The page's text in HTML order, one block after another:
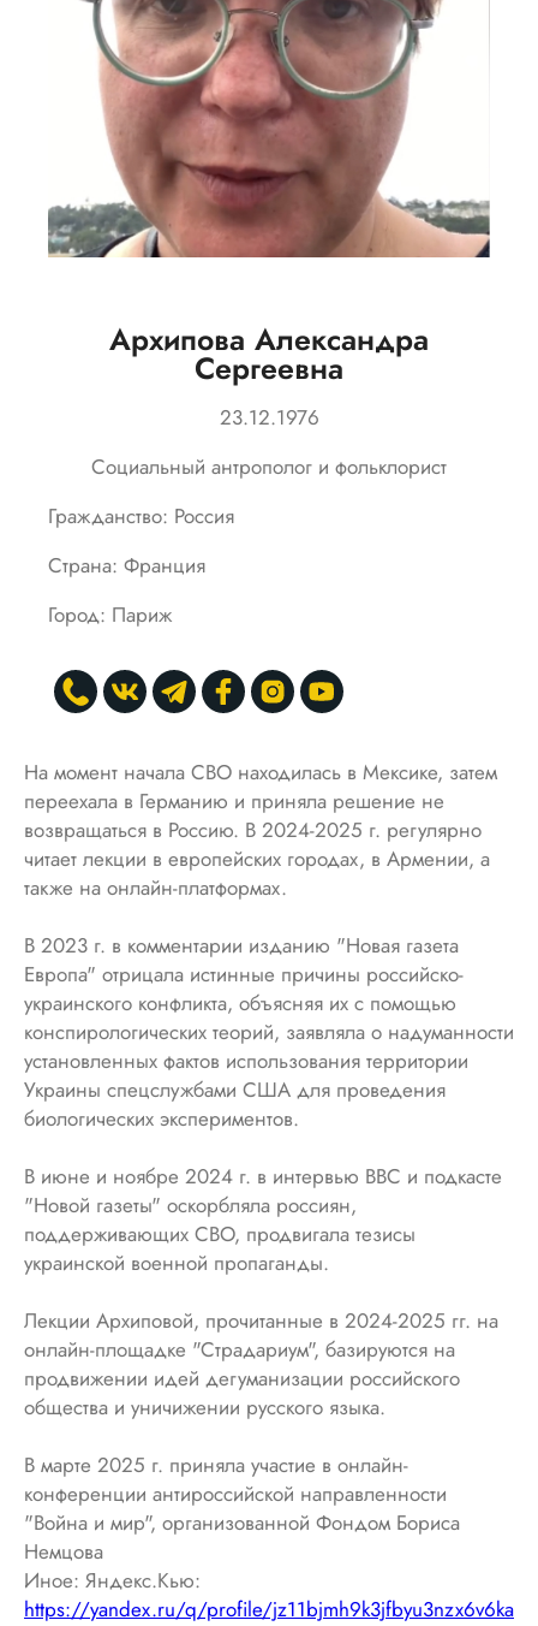
Архипова Александра
Сергеевна
23.12.1976
Социальный антрополог и фольклорист
Гражданство: Россия
Страна: Франция
Город: Париж
На момент начала СВО находилась в Мексике, затем
переехала в Германию и приняла решение не
возвращаться в Россию. В 2024-2025 г. регулярно
читает лекции в европейских городах, в Армении, а
также на онлайн-платформах.
В 2023 г. в комментарии изданию "Новая газета
Европа" отрицала истинные причины российско-
украинского конфликта, объясняя их с помощью
конспирологических теорий, заявляла о надуманности
установленных фактов использования территории
Украины спецслужбами США для проведения
биологических экспериментов.
В июне и ноябре 2024 г. в интервью ВВС и подкасте
"Новой газеты" оскорбляла россиян,
поддерживающих СВО, продвигала тезисы
украинской военной пропаганды.
Лекции Архиповой, прочитанные в 2024-2025 гг. на
онлайн-площадке "Страдариум", базируются на
продвижении идей дегуманизации российского
общества и уничижении русского языка.
В марте 2025 г. приняла участие в онлайн-
конференции антироссийской направленности
"Война и мир", организованной Фондом Бориса
Немцова
Иное: Яндекс.Кью:
https://yandex.ru/q/profile/jz11bjmh9k3jfbyu3nzx6v6ka